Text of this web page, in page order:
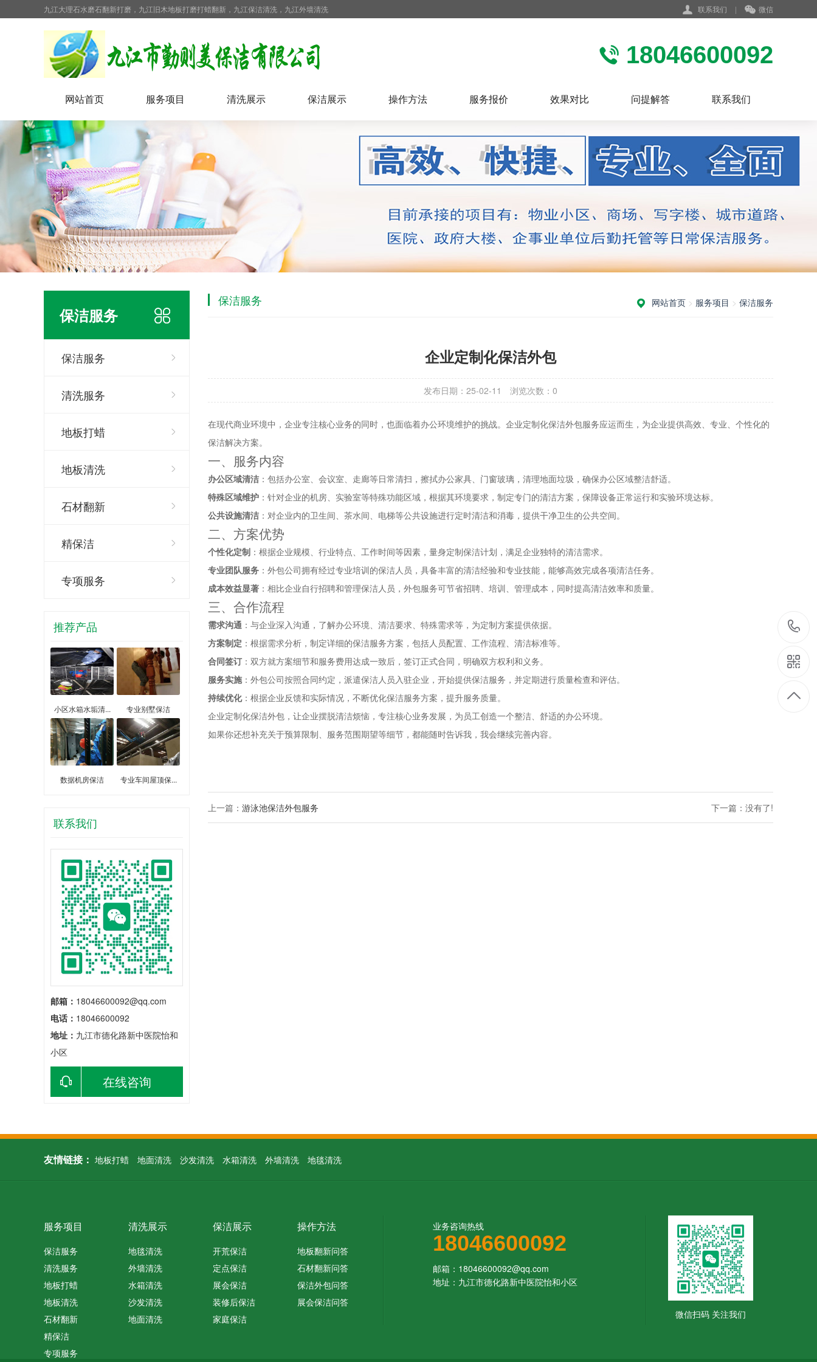
联系我们 | 微信
九江大理石水磨石翻新打磨，九江旧木地板打磨打蜡翻新，九江保洁清洗，九江外墙清洗
18046600092
网站首页 服务项目 清洗展示 保洁展示 操作方法 服务报价 效果对比 问提解答 联系我们
保洁服务
保洁服务
清洗服务
地板打蜡
地板清洗
石材翻新
精保洁
专项服务
推荐产品
小区水箱水垢清... 专业别墅保洁
数据机房保洁 专业车间屋顶保...
联系我们
邮箱： 18046600092@qq.com
电话： 18046600092
地址： 九江市德化路新中医院怡和
小区
在线咨询
网站首页 > 服务项目 > 保洁服务
保洁服务
企业定制化保洁外包
发布日期：25-02-11 浏览次数： 0
在现代商业环境中，企业专注核心业务的同时，也面临着办公环境维护的挑战。企业定制化保洁外包服务应运而生，为企业提供高效、专业、个性化的
保洁解决方案。
一、服务内容
办公区域清洁 ：包括办公室、会议室、走廊等日常清扫，擦拭办公家具、门窗玻璃，清理地面垃圾，确保办公区域整洁舒适。
特殊区域维护 ：针对企业的机房、实验室等特殊功能区域，根据其环境要求，制定专门的清洁方案，保障设备正常运行和实验环境达标。
公共设施清洁 ：对企业内的卫生间、茶水间、电梯等公共设施进行定时清洁和消毒，提供干净卫生的公共空间。
二、方案优势
个性化定制 ：根据企业规模、行业特点、工作时间等因素，量身定制保洁计划，满足企业独特的清洁需求。
专业团队服务 ：外包公司拥有经过专业培训的保洁人员，具备丰富的清洁经验和专业技能，能够高效完成各项清洁任务。
成本效益显著 ：相比企业自行招聘和管理保洁人员，外包服务可节省招聘、培训、管理成本，同时提高清洁效率和质量。
三、合作流程
需求沟通 ：与企业深入沟通，了解办公环境、清洁要求、特殊需求等，为定制方案提供依据。
方案制定 ：根据需求分析，制定详细的保洁服务方案，包括人员配置、工作流程、清洁标准等。
合同签订 ：双方就方案细节和服务费用达成一致后，签订正式合同，明确双方权利和义务。
服务实施：外包公司按照合同约定，派遣保洁人员入驻企业，开始提供保洁服务，并定期进行质量检查和评估。
持续优化：根据企业反馈和实际情况，不断优化保洁服务方案，提升服务质量。
企业定制化保洁外包，让企业摆脱清洁烦恼，专注核心业务发展，为员工创造一个整洁、舒适的办公环境。
如果你还想补充关于预算限制、服务范围期望等细节，都能随时告诉我，我会继续完善内容。
上一篇： 游泳池保洁外包服务 下一篇：没有了!
友情链接： 地板打蜡 地面清洗 沙发清洗 水箱清洗 外墙清洗 地毯清洗
服务项目
保洁服务
清洗服务
地板打蜡
地板清洗
石材翻新
精保洁
专项服务
清洗展示
地毯清洗
外墙清洗
水箱清洗
沙发清洗
地面清洗
保洁展示
开荒保洁
定点保洁
展会保洁
装修后保洁
家庭保洁
操作方法
地板翻新问答
石材翻新问答
保洁外包问答
展会保洁问答
业务咨询热线
18046600092
邮箱：18046600092@qq.com
地址：九江市德化路新中医院怡和小区
微信扫码 关注我们